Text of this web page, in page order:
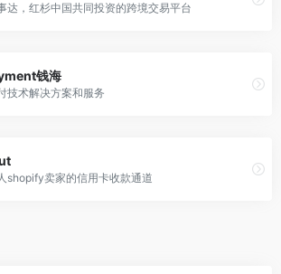
达，红杉中国共同投资的跨境交易平台
钱海
技术解决方案和服务
shopify卖家的信用卡收款通道